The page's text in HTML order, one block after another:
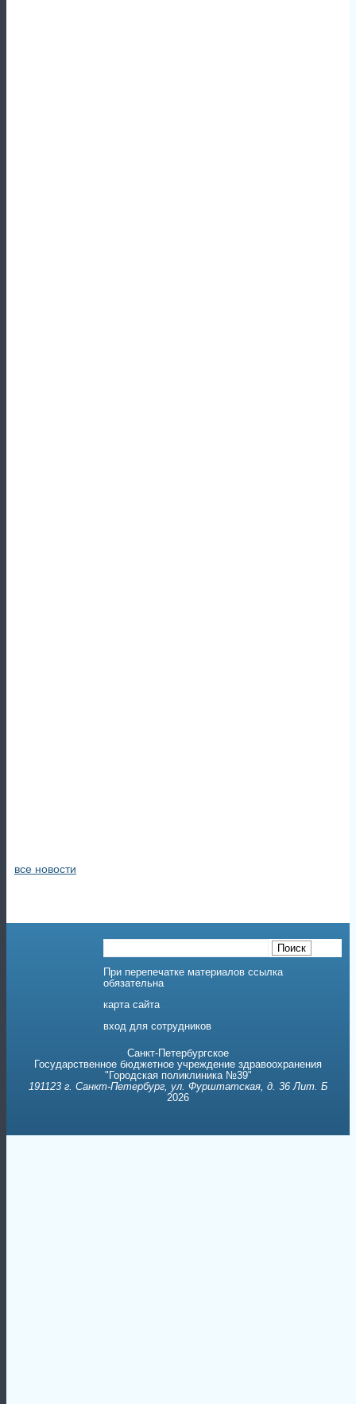
все новости
При перепечатке материалов ссылка
обязательна
карта сайта
вход для сотрудников
Санкт-Петербургское
Государственное бюджетное учреждение здравоохранения
"Городская поликлиника №39"
191123 г. Санкт-Петербург, ул. Фурштатская, д. 36 Лит. Б
2026